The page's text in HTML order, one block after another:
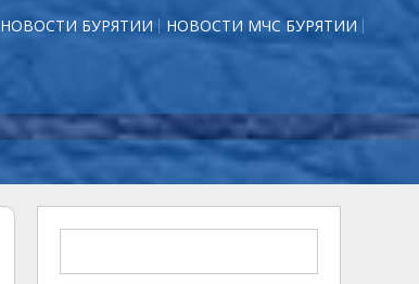
НОВОСТИ БУРЯТИИ НОВОСТИ МЧС БУРЯТИИ